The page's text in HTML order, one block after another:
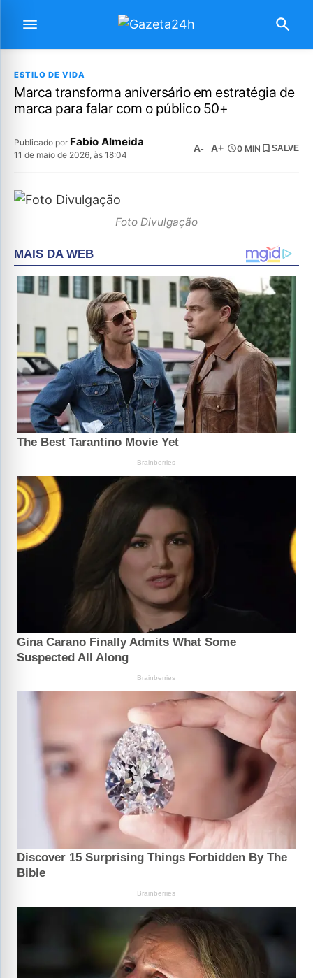
ESTILO DE VIDA
Marca transforma aniversário em estratégia de
marca para falar com o público 50+
Publicado por Fabio Almeida
11 de maio de 2026, às 18:04
A- A+ 0 MIN SALVE
Foto Divulgação